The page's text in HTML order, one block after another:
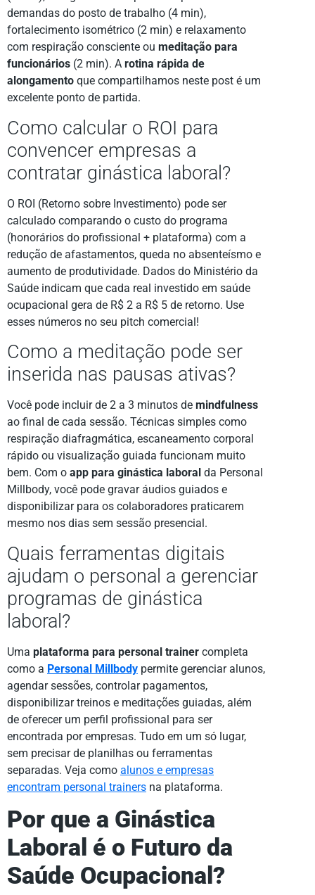
demandas do posto de trabalho (4 min),
fortalecimento isométrico (2 min) e relaxamento
com respiração consciente ou meditação para
funcionários (2 min). A rotina rápida de
alongamento que compartilhamos neste post é um
excelente ponto de partida.
Como calcular o ROI para
convencer empresas a
contratar ginástica laboral?
O ROI (Retorno sobre Investimento) pode ser
calculado comparando o custo do programa
(honorários do profissional + plataforma) com a
redução de afastamentos, queda no absenteísmo e
aumento de produtividade. Dados do Ministério da
Saúde indicam que cada real investido em saúde
ocupacional gera de R$ 2 a R$ 5 de retorno. Use
esses números no seu pitch comercial!
Como a meditação pode ser
inserida nas pausas ativas?
Você pode incluir de 2 a 3 minutos de mindfulness
ao final de cada sessão. Técnicas simples como
respiração diafragmática, escaneamento corporal
rápido ou visualização guiada funcionam muito
bem. Com o app para ginástica laboral da Personal
Millbody, você pode gravar áudios guiados e
disponibilizar para os colaboradores praticarem
mesmo nos dias sem sessão presencial.
Quais ferramentas digitais
ajudam o personal a gerenciar
programas de ginástica
laboral?
Uma plataforma para personal trainer completa
como a Personal Millbody permite gerenciar alunos,
agendar sessões, controlar pagamentos,
disponibilizar treinos e meditações guiadas, além
de oferecer um perfil profissional para ser
encontrada por empresas. Tudo em um só lugar,
sem precisar de planilhas ou ferramentas
separadas. Veja como alunos e empresas
encontram personal trainers na plataforma.
Por que a Ginástica
Laboral é o Futuro da
Saúde Ocupacional?